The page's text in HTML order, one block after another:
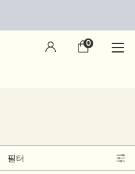
장
0
0 제품
필터
Filter menu